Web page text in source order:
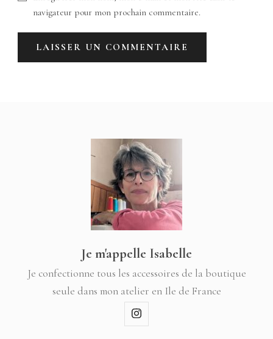
navigateur pour mon prochain commentaire.
Je m'appelle Isabelle
Je confectionne tous les accessoires de la boutique
seule dans mon atelier en Ile de France